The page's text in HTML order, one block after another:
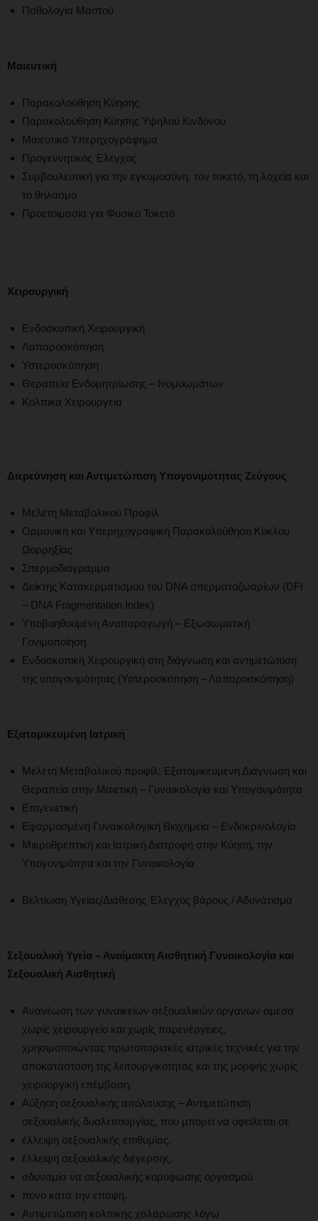
Παθολογία Μαστού
Μαιευτική
Παρακολούθηση Κύησης
Παρακολούθηση Κύησης Υψηλού Κινδύνου
Μαιευτικό Υπερηχογράφημα
Προγεννητικός Έλεγχος
Συμβουλευτική για την εγκυμοσύνη, τον τοκετό, τη λοχεία και
το θηλασμό
Προετοιμασία για Φυσικό Τοκετό
Χειρουργική
Ενδοσκοπική Χειρουργική
Λαπαροσκόπηση
Υστεροσκόπηση
Θεραπεία Ενδομητρίωσης – Ινομυωμάτων
Κολπικά Χειρουργεία
Διερεύνηση και Αντιμετώπιση Υπογονιμότητας Ζεύγους
Μελέτη Μεταβολικού Προφίλ
Ορμονική και Υπερηχογραφική Παρακολούθηση Κύκλου
Ωορρηξίας
Σπερμοδιάγραμμα
Δείκτης Κατακερματισμού του DNA σπερματοζωαρίων (DFI
– DNA Fragmentation Index)
Υποβοηθουμένη Αναπαραγωγή – Εξωσωματική
Γονιμοποίηση
Ενδοσκοπική Χειρουργική στη διάγνωση και αντιμετώπιση
της υπογονιμότητας (Υστεροσκόπηση – Λαπαροσκόπηση)
Εξατομικευμένη Ιατρική
Μελέτη Μεταβολικού προφίλ: Εξατομικευμένη Διάγνωση και
Θεραπεία στην Μαιετική – Γυναικολογία και Υπογονιμότητα
Επιγενετική
Εφαρμοσμένη Γυναικολογική Βιοχημεία – Ενδοκρινολογία
Μικροθρεπτική και Ιατρική Διατροφή στην Κύηση, την
Υπογονιμότητα και την Γυναικολογία
Βελτίωση Υγείας/Διάθεσης Έλεγχος βάρους / Αδυνάτισμα
Σεξουαλική Υγεία – Αναίμακτη Αισθητική Γυναικολογία και
Σεξουαλική Αισθητική
Ανανέωση των γυναικείων σεξουαλικών οργάνων άμεσα
χωρίς χειρουργείο και χωρίς παρενέργειες,
χρησιμοποιώντας πρωτοποριακές ιατρικές τεχνικές για την
αποκατάσταση της λειτουργικότητας και της μορφής χωρίς
χειρουργική επέμβαση.
Αύξηση σεξουαλικής απόλαυσης – Αντιμετώπιση
σεξουαλικής δυσλειτουργίας, που μπορεί να οφείλεται σε
έλλειψη σεξουαλικής επιθυμίας,
έλλειψη σεξουαλικής διέγερσης,
αδυναμία να σεξουαλικής κορύφωσης οργασμού
πόνο κατά την επαφή.
Αντιμετώπιση κολπικής χαλάρωσης λόγω